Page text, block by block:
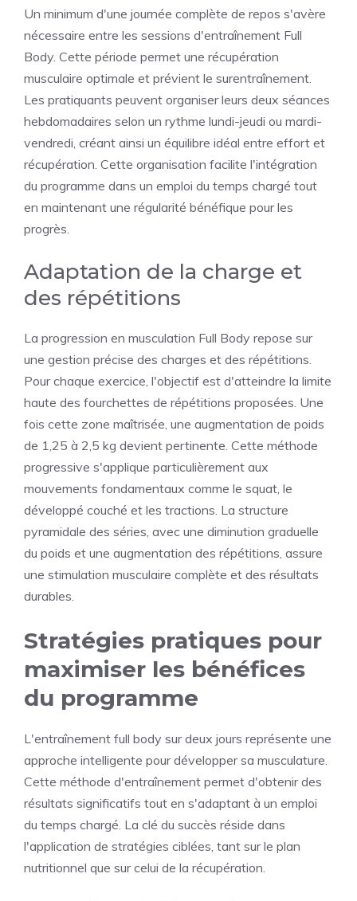
Un minimum d'une journée complète de repos s'avère
nécessaire entre les sessions d'entraînement Full
Body. Cette période permet une récupération
musculaire optimale et prévient le surentraînement.
Les pratiquants peuvent organiser leurs deux séances
hebdomadaires selon un rythme lundi-jeudi ou mardi-
vendredi, créant ainsi un équilibre idéal entre effort et
récupération. Cette organisation facilite l'intégration
du programme dans un emploi du temps chargé tout
en maintenant une régularité bénéfique pour les
progrès.
Adaptation de la charge et
des répétitions
La progression en musculation Full Body repose sur
une gestion précise des charges et des répétitions.
Pour chaque exercice, l'objectif est d'atteindre la limite
haute des fourchettes de répétitions proposées. Une
fois cette zone maîtrisée, une augmentation de poids
de 1,25 à 2,5 kg devient pertinente. Cette méthode
progressive s'applique particulièrement aux
mouvements fondamentaux comme le squat, le
développé couché et les tractions. La structure
pyramidale des séries, avec une diminution graduelle
du poids et une augmentation des répétitions, assure
une stimulation musculaire complète et des résultats
durables.
Stratégies pratiques pour
maximiser les bénéfices
du programme
L'entraînement full body sur deux jours représente une
approche intelligente pour développer sa musculature.
Cette méthode d'entraînement permet d'obtenir des
résultats significatifs tout en s'adaptant à un emploi
du temps chargé. La clé du succès réside dans
l'application de stratégies ciblées, tant sur le plan
nutritionnel que sur celui de la récupération.